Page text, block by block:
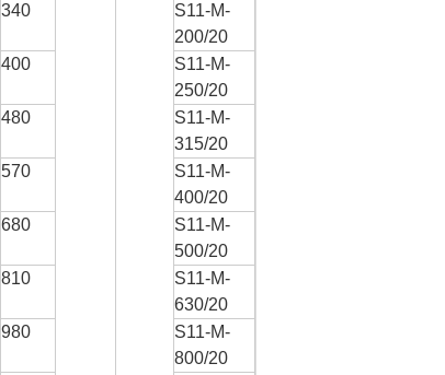
S11-M-
200/20
340
S11-M-
250/20
400
S11-M-
315/20
480
S11-M-
400/20
570
S11-M-
500/20
680
S11-M-
630/20
810
S11-M-
800/20
980